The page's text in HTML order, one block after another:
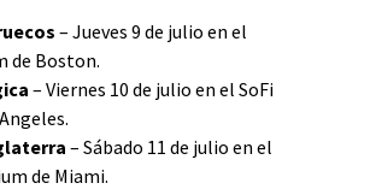
– Jueves 9 de julio en el
de Boston.
– Viernes 10 de julio en el SoFi
– Sábado 11 de julio en el
de Miami.